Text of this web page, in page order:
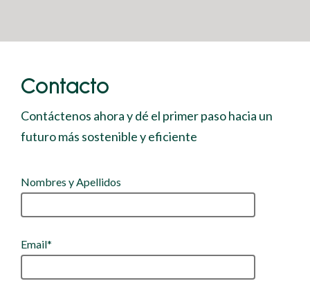
Contacto
Contáctenos ahora y dé el primer paso hacia un
futuro más sostenible y eficiente
Nombres y Apellidos
Email*